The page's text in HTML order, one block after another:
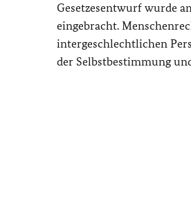
Gesetzesentwurf wurde
eingebracht.
intergeschlechtlichen
der Selbstbestimmung